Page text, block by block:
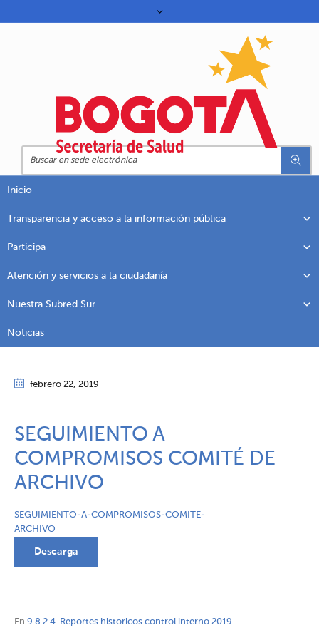
Inicio
Transparencia y acceso a la información pública
Participa
Atención y servicios a la ciudadanía
Nuestra Subred Sur
Noticias
febrero 22, 2019
SEGUIMIENTO A
COMPROMISOS COMITÉ DE
ARCHIVO
SEGUIMIENTO-A-COMPROMISOS-COMITE-
ARCHIVO
Descarga
En 9.8.2.4. Reportes historicos control interno 2019